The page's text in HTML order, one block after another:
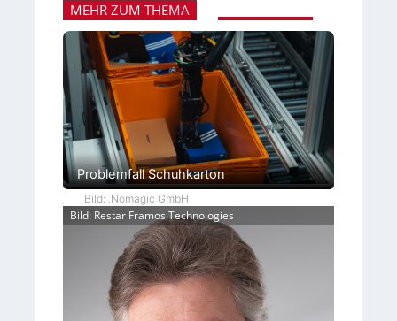
MEHR ZUM THEMA
Problemfall Schuhkarton
Bild: .Nomagic GmbH
Bild: Restar Framos Technologies